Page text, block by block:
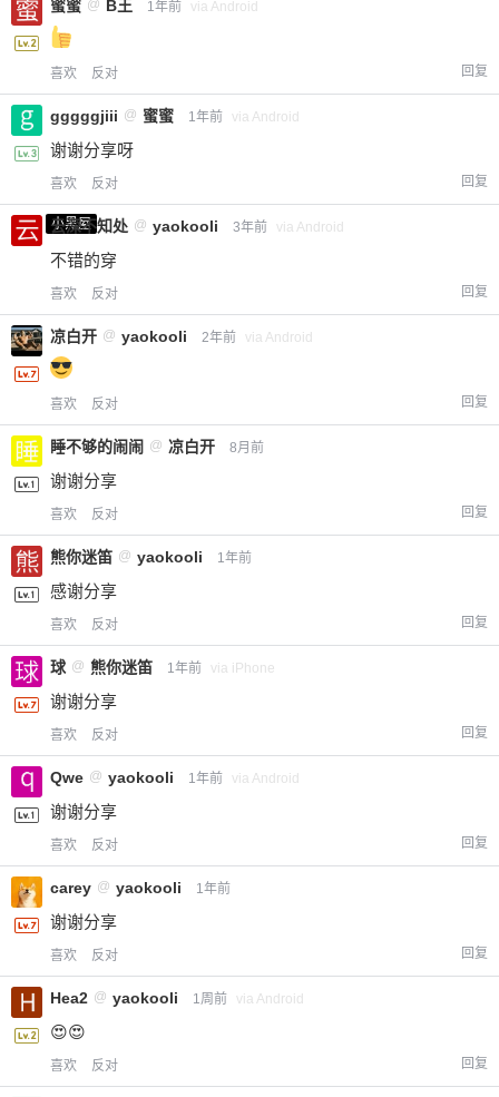
蜜蜜 @ B王 1年前 via Android
喜欢 反对 回复
gggggjiii @ 蜜蜜 1年前 via Android
谢谢分享呀
喜欢 反对 回复
小黑屋
云深不知处 @ yaokooli 3年前 via Android
不错的穿
喜欢 反对 回复
凉白开 @ yaokooli 2年前 via Android
喜欢 反对 回复
睡不够的闹闹 @ 凉白开 8月前
谢谢分享
喜欢 反对 回复
熊你迷笛 @ yaokooli 1年前
感谢分享
喜欢 反对 回复
球 @ 熊你迷笛 1年前 via iPhone
谢谢分享
喜欢 反对 回复
Qwe @ yaokooli 1年前 via Android
谢谢分享
喜欢 反对 回复
carey @ yaokooli 1年前
谢谢分享
喜欢 反对 回复
Hea2 @ yaokooli 1周前 via Android
😍😍
喜欢 反对 回复